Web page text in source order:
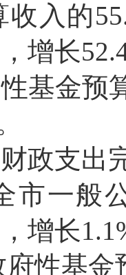
入的
增长
基金预
政支出
市一般
增长
基金预